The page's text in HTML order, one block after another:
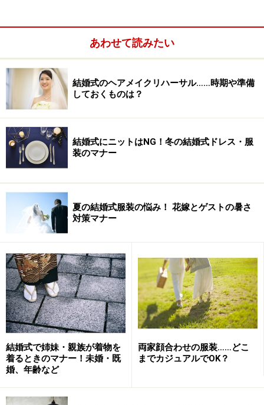
された花嫁衣裳です。
もともと花嫁は白無垢で嫁ぎ、挙式後に嫁ぎ先が用意し
た地色のついた着物に着替えたそう。これが現在のお色
直しのルーツだといわれ、白無垢は現在でも挙式に着ら
れる花嫁和装の代表格といえます。
色打掛
あわせて読みたい
結婚式のヘアメイクリハーサル……時期や準備
しておくものは？
結婚式にニットはNG！冬の結婚式ドレス・服
装のマナー
夏の結婚式服装の悩み！ 花嫁とゲストの暑さ
対策マナー
結婚式で姉妹・親族が着物を
着るときのマナー！未婚・既
婚、年齢など
両家顔合わせの服装……どこ
までカジュアルでOK？